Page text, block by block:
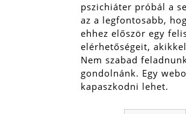
pszichiáter próbál a
az a legfontosabb,
ehhez először egy
elérhetőségeit,
Nem szabad
gondolnánk. Egy
kapaszkodni lehet.